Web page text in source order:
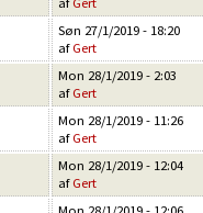
Søn 27/1/2019 - 18:20
af Gert
Mon 28/1/2019 - 2:03
af Gert
Mon 28/1/2019 - 11:26
af Gert
Mon 28/1/2019 - 12:04
af Gert